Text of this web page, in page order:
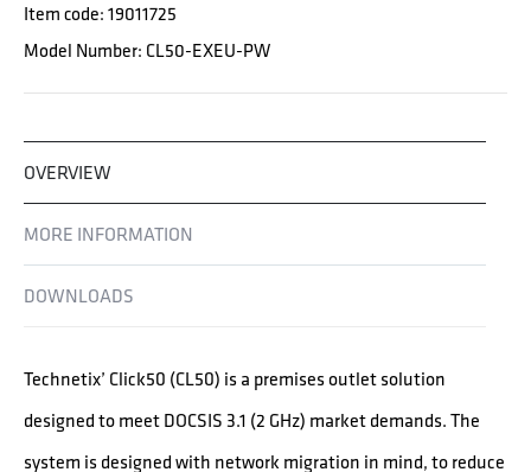
Item code: 19011725
Model Number: CL50-EXEU-PW
OVERVIEW
MORE INFORMATION
DOWNLOADS
Technetix’ Click50 (CL50) is a premises outlet solution
designed to meet DOCSIS 3.1 (2 GHz) market demands. The
system is designed with network migration in mind, to reduce